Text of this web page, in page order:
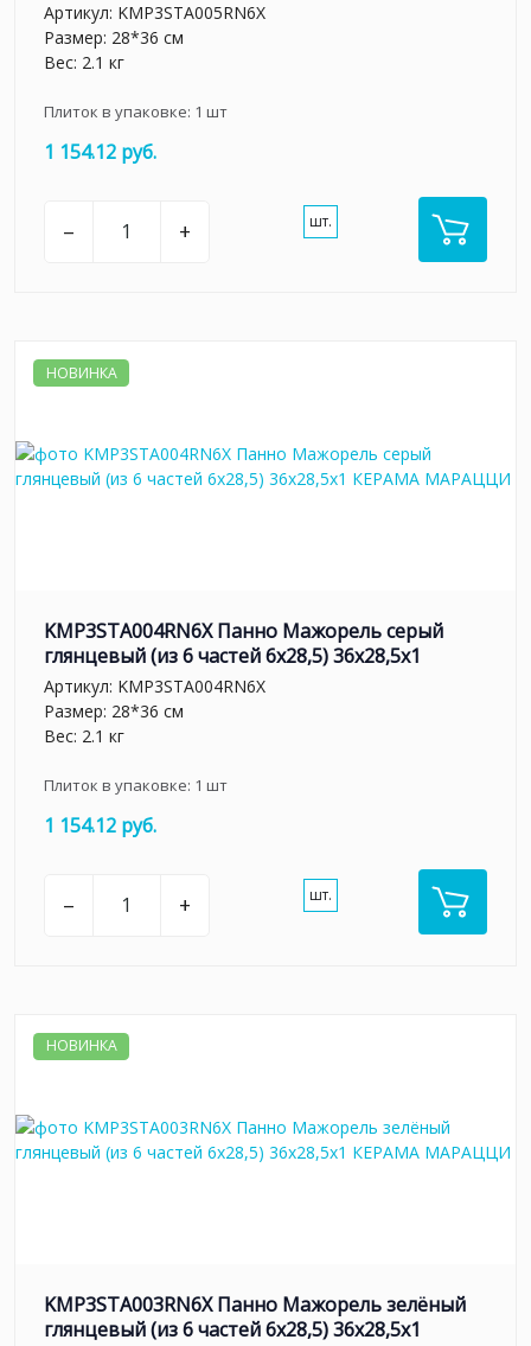
Артикул: KMP3STA005RN6X
Размер: 28*36 см
Вес: 2.1 кг
Плиток в упаковке: 1 шт
1 154.12 руб.
– + шт.
НОВИНКА
KMP3STA004RN6X Панно Мажорель серый
глянцевый (из 6 частей 6х28,5) 36x28,5x1
Артикул: KMP3STA004RN6X
Размер: 28*36 см
Вес: 2.1 кг
Плиток в упаковке: 1 шт
1 154.12 руб.
– + шт.
НОВИНКА
KMP3STA003RN6X Панно Мажорель зелёный
глянцевый (из 6 частей 6х28,5) 36x28,5x1